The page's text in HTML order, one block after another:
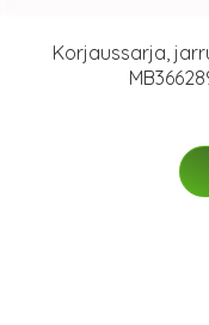
Korjaussarja,